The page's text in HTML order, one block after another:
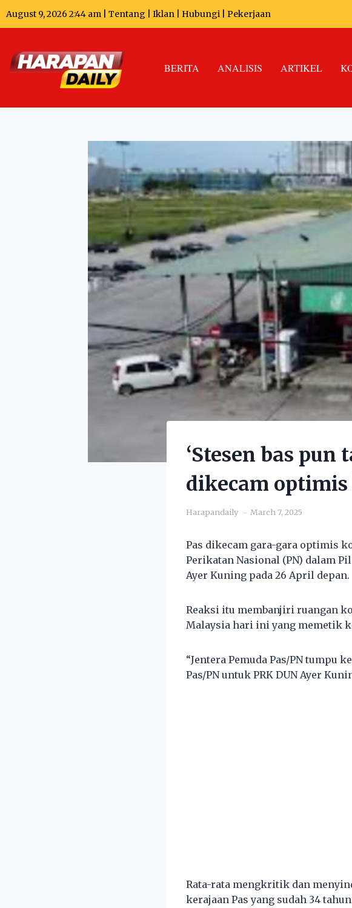
August 9, 2026 2:44 am | Tentang Iklan Hubungi Pekerjaan
BERITA ANALISIS ARTIKEL
‘Stesen bas pun
dikecam
Harapandaily March 7, 2025
Pas dikecam gara-gara optimis
Perikatan Nasional (PN) dalam
Ayer Kuning pada 26 April depan.
Reaksi itu membanjiri ruangan
Malaysia hari ini yang memetik
“Jentera Pemuda Pas/PN
Pas/PN untuk PRK DUN Ayer
Rata-rata mengkritik dan
kerajaan Pas yang sudah 34